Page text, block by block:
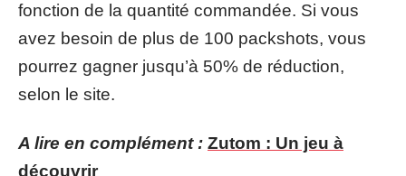
fonction de la quantité commandée. Si vous
avez besoin de plus de 100 packshots, vous
pourrez gagner jusqu’à 50% de réduction,
selon le site.
A lire en complément : Zutom : Un jeu à
découvrir